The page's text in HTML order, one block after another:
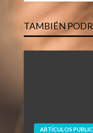
de
TAMBIÉN
ARTÍCULOS